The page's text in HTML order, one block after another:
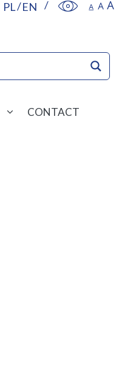
PL EN
CONTACT